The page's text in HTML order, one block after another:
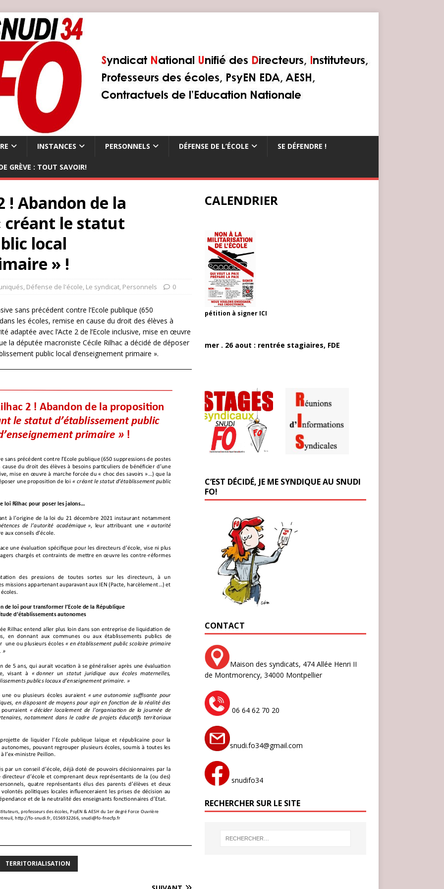
INSTANCES PERSONNELS DÉFENSE DE L’ÉCOLE SE DÉFENDRE !
GRÈVE : TOUT SAVOIR!
! Abandon de la
créant le statut
local
» !
, Défense de l'école, Le syndicat, Personnels 0
sans précédent contre l’Ecole publique (650
les écoles, remise en cause du droit des élèves à
adaptée avec l’Acte 2 de l’Ecole inclusive, mise en œuvre
la députée macroniste Cécile Rilhac a décidé de déposer
public local d’enseignement primaire ».
TERRITORIALISATION
CALENDRIER
pétition à signer ICI
mer . 26 aout : rentrée stagiaires, FDE
C’EST DÉCIDÉ, JE ME SYNDIQUE AU SNUDI
FO!
CONTACT
Maison des syndicats, 474 Allée Henri II
de Montmorency, 34000 Montpellier
06 64 62 70 20
snudi.fo34@gmail.com
snudifo34
RECHERCHER SUR LE SITE